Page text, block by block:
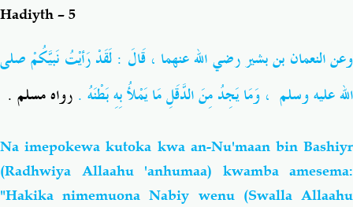
Hadiyth – 5
وعن النعمان بن بشير رضي الله عنهما ، قَالَ : لَقَدْ رَأيْتُ نَبيَّكُمْصلى
الله عليه وسلم ، وَمَا يَجِدُ مِنَ الدَّقَلِ مَا يَمْلأُ بِهِ بَطْنَهُ . رواه مسلم .
Na imepokewa kutoka kwa an-Nu'maan bin Bashiyr
(Radhwiya Allaahu 'anhumaa) kwamba amesema:
"Hakika nimemuona Nabiy wenu (Swalla Allaahu